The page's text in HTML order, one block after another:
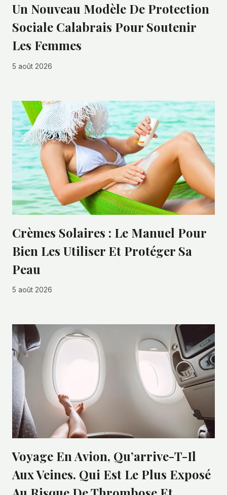
Un Nouveau Modèle De Protection
Sociale Calabrais Pour Soutenir
Les Femmes
5 août 2026
Crèmes Solaires : Le Manuel Pour
Bien Les Utiliser Et Protéger Sa
Peau
5 août 2026
Voyage En Avion, Qu’arrive-T-Il
Aux Veines. Qui Est Le Plus Exposé